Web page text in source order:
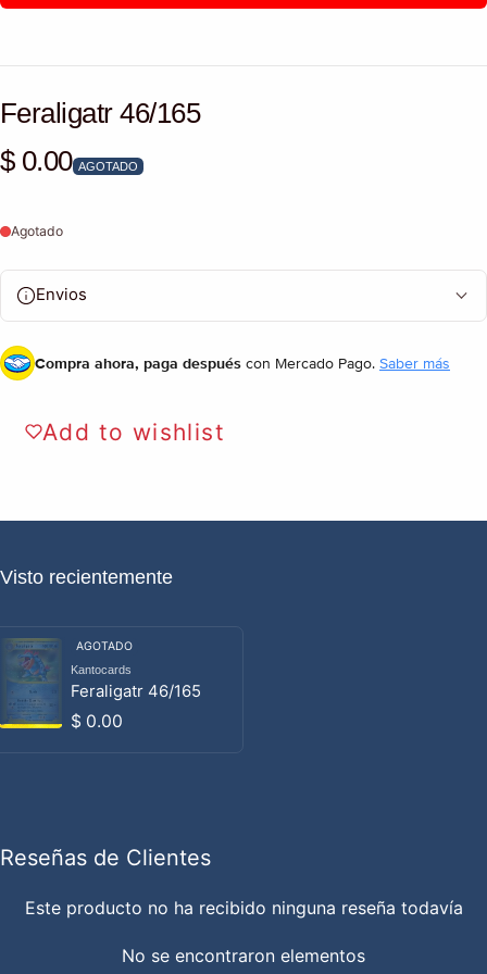
Feraligatr 46/165
Precio habitual
$ 0.00 AGOTADO
Agotado
Envios
Compra ahora, paga después con Mercado Pago. Saber más
Add to wishlist
Visto recientemente
AGOTADO
Proveedor:
Kantocards
Feraligatr 46/165
Precio habitual
$ 0.00
Reseñas de Clientes
Este producto no ha recibido ninguna reseña todavía
No se encontraron elementos